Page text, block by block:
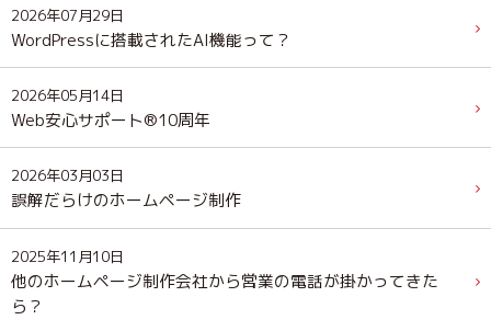
2026年07月29日
WordPressに搭載されたAI機能って？
2026年05月14日
Web安心サポート®10周年
2026年03月03日
誤解だらけのホームページ制作
2025年11月10日
他のホームページ制作会社から営業の電話が掛かってきた
ら？